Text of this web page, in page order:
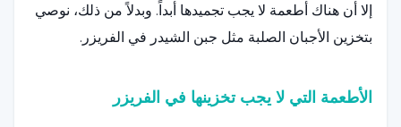
إلا أن هناك أطعمة لا يجب تجميدها أبداً. وبدلاً من ذلك، نوصي
بتخزين الأجبان الصلبة مثل جبن الشيدر في الفريزر.
الأطعمة التي لا يجب تخزينها في الفريزر